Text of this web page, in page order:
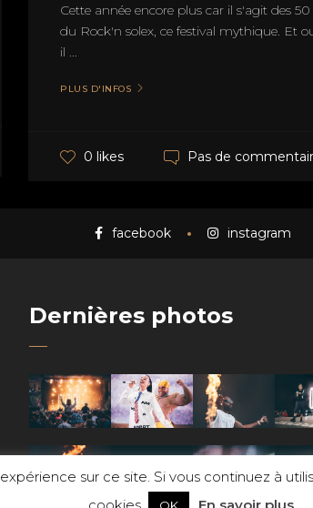
Cette année encore plus car il s'agit des 50
du Rock'n solex, ce festival mythique. Et
il ...
PLUS D'INFOS
0 likes Pas de
facebook instagram
Dernières photos
sur ce site. Si vous continuez à